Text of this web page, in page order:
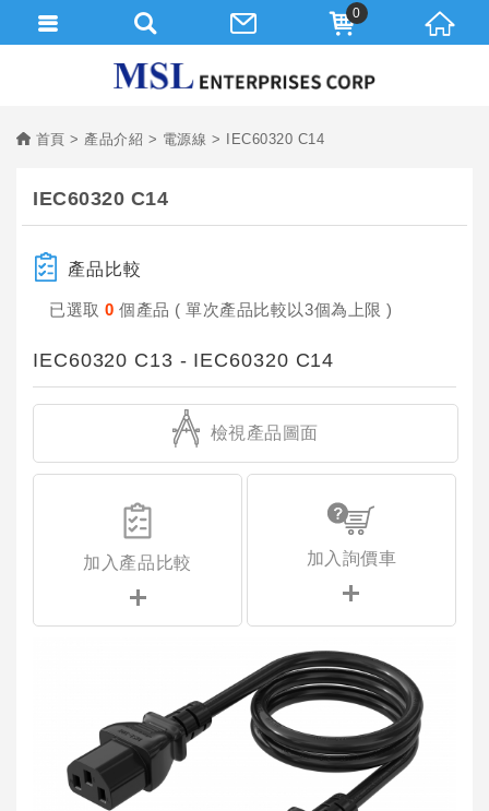
首頁 產品介紹 電源線 IEC60320 C14
IEC60320 C14
產品比較
已選取 0個產品 ( 單次產品比較以3個為上限 )
IEC60320 C13 - IEC60320 C14
檢視產品圖面
加入產品比較 加入詢價車
0